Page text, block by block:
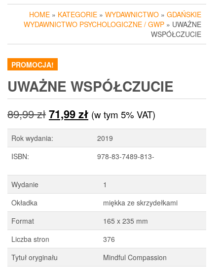
HOME » KATEGORIE » WYDAWNICTWO » GDAŃSKIE
WYDAWNICTWO PSYCHOLOGICZNE / GWP » UWAŻNE
WSPÓŁCZUCIE
PROMOCJA!
UWAŻNE WSPÓŁCZUCIE
89,99złPierwotna
cena
wynosiła:
89,99 zł.
71,99złAktualna
cena
wynosi:
71,99 zł.
(w tym 5% VAT)
Rok wydania:
2019
ISBN:
978-83-7489-813-
Wydanie
1
Okładka
miękka ze skrzydełkami
Format
165 x 235 mm
Liczba stron
376
Tytuł oryginału
Mindful Compassion